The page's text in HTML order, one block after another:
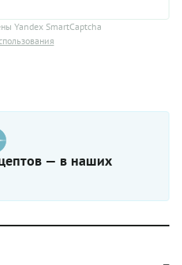
Yandex SmartCaptcha
— в наших